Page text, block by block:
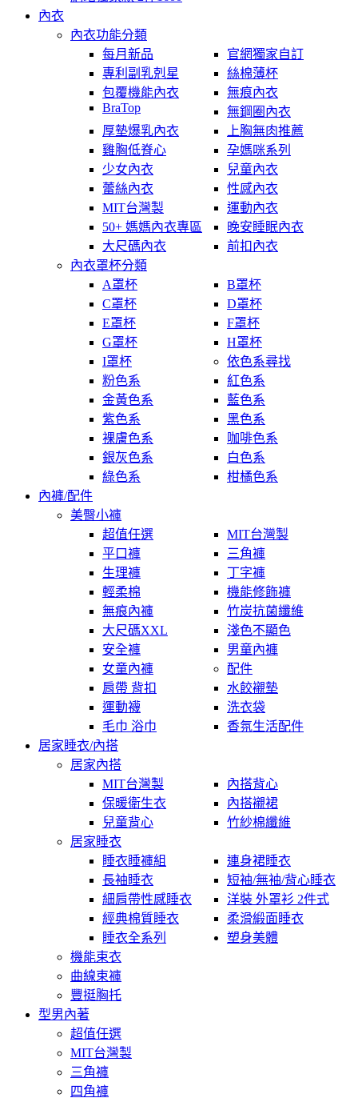
內衣
內衣功能分類
每月新品
官網獨家自訂
專利副乳剋星
絲棉薄杯
包覆機能內衣
無痕內衣
BraTop
無鋼圈內衣
厚墊爆乳內衣
上胸無肉推薦
雞胸低脊心
孕媽咪系列
少女內衣
兒童內衣
蕾絲內衣
性感內衣
MIT台灣製
運動內衣
50+ 媽媽內衣專區
晚安睡眠內衣
大尺碼內衣
前扣內衣
內衣罩杯分類
A罩杯
B罩杯
C罩杯
D罩杯
E罩杯
F罩杯
G罩杯
H罩杯
I罩杯
依色系尋找
粉色系
紅色系
金黃色系
藍色系
紫色系
黑色系
裸膚色系
咖啡色系
銀灰色系
白色系
綠色系
柑橘色系
內褲/配件
美臀小褲
超值任選
MIT台灣製
平口褲
三角褲
生理褲
丁字褲
輕柔棉
機能修飾褲
無痕內褲
竹炭抗菌纖維
大尺碼XXL
淺色不顯色
安全褲
男童內褲
女童內褲
配件
肩帶 背扣
水餃襯墊
運動襪
洗衣袋
毛巾 浴巾
香氛生活配件
居家睡衣/內搭
居家內搭
MIT台灣製
內搭背心
保暖衛生衣
內搭襯裙
兒童背心
竹紗棉纖維
居家睡衣
睡衣睡褲組
連身裙睡衣
長袖睡衣
短袖/無袖/背心睡衣
細肩帶性感睡衣
洋裝 外罩衫 2件式
經典棉質睡衣
柔滑緞面睡衣
睡衣全系列
塑身美體
機能束衣
曲線束褲
豐挺胸托
型男內著
超值任選
MIT台灣製
三角褲
四角褲